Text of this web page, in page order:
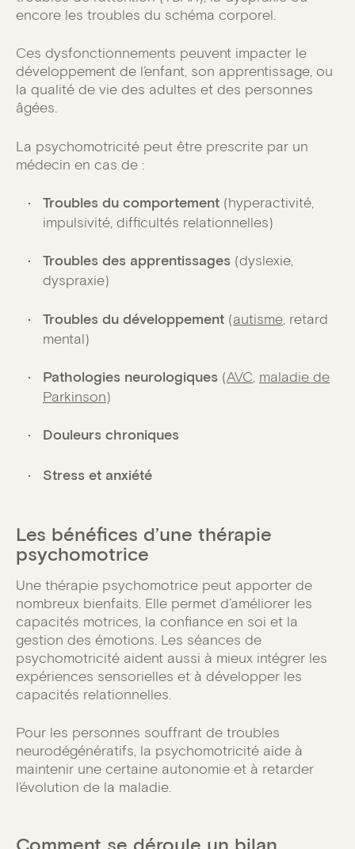
encore les troubles du schéma corporel.
Ces dysfonctionnements peuvent impacter le
développement de l’enfant, son apprentissage, ou
la qualité de vie des adultes et des personnes
âgées.
La psychomotricité peut être prescrite par un
médecin en cas de :
Troubles du comportement (hyperactivité,
impulsivité, difficultés relationnelles)
Troubles des apprentissages (dyslexie,
dyspraxie)
Troubles du développement (autisme, retard
mental)
Pathologies neurologiques (AVC, maladie de
Parkinson)
Douleurs chroniques
Stress et anxiété
Les bénéfices d’une thérapie
psychomotrice
Une thérapie psychomotrice peut apporter de
nombreux bienfaits. Elle permet d’améliorer les
capacités motrices, la confiance en soi et la
gestion des émotions. Les séances de
psychomotricité aident aussi à mieux intégrer les
expériences sensorielles et à développer les
capacités relationnelles.
Pour les personnes souffrant de troubles
neurodégénératifs, la psychomotricité aide à
maintenir une certaine autonomie et à retarder
l’évolution de la maladie.